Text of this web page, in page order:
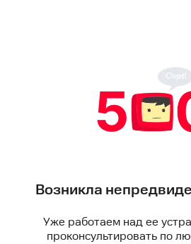
Возникла
Уже работаем над ее
проконсультировать по